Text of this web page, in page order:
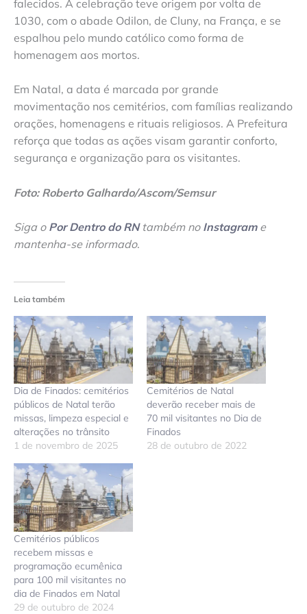
falecidos. A celebração teve origem por volta de
1030, com o abade Odilon, de Cluny, na França, e se
espalhou pelo mundo católico como forma de
homenagem aos mortos.
Em Natal, a data é marcada por grande
movimentação nos cemitérios, com famílias realizando
orações, homenagens e rituais religiosos. A Prefeitura
reforça que todas as ações visam garantir conforto,
segurança e organização para os visitantes.
Foto: Roberto Galhardo/Ascom/Semsur
Siga o Por Dentro do RNtambém no Instagrame
mantenha-se informado.
Leia também
Dia de Finados: cemitérios
públicos de Natal terão
missas, limpeza especial e
alterações no trânsito
1 de novembro de 2025
Cemitérios de Natal
deverão receber mais de
70 mil visitantes no Dia de
Finados
28 de outubro de 2022
Cemitérios públicos
recebem missas e
programação ecumênica
para 100 mil visitantes no
dia de Finados em Natal
29 de outubro de 2024